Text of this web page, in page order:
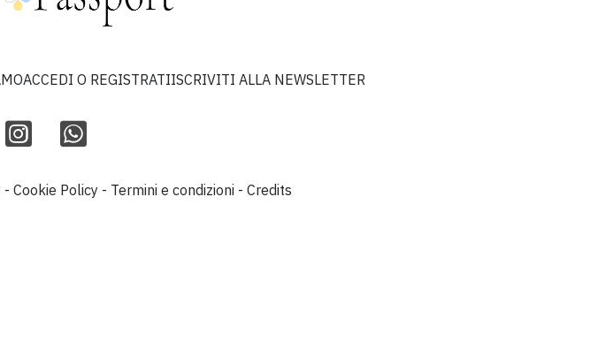
ACCEDI O REGISTRATIISCRIVITI ALLA NEWSLETTER
- Cookie Policy - Termini e condizioni - Credits